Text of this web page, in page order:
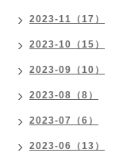
2023-11（17）
2023-10（15）
2023-09（10）
2023-08（8）
2023-07（6）
2023-06（13）